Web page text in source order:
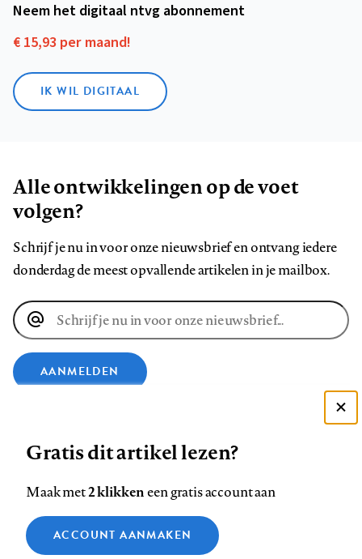
Neem het digitaal ntvg abonnement
€ 15,93 per maand!
IK WIL DIGITAAL
Alle ontwikkelingen op de voet
volgen?
Schrijf je nu in voor onze nieuwsbrief en ontvang iedere
donderdag de meest opvallende artikelen in je mailbox.
E-
mailadres
AANMELDEN
ons
op
Facebook
ons
ons
ons
Instagram
ons
YouTube
ons
Footer
Contact Colofon Disclaimer Privacy
Medische vragen verdienen
Gratis dit artikel lezen?
Maak met2 klikkeneen gratis account aan
ACCOUNT AANMAKEN
Zie onze cookie policy
Analytische cookies